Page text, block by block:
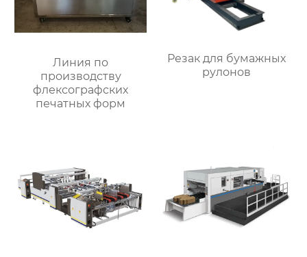
Линия по
производству
флексографских
печатных форм
Резак для бумажных
рулонов